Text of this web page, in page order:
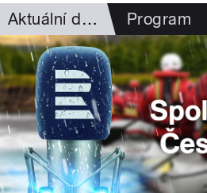
Aktuální dění Program